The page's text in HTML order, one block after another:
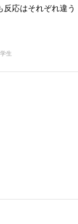
反応はそれぞれ違う
生